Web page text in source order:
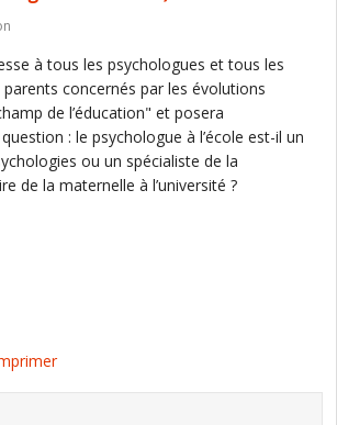
à tous les psychologues et tous les
concernés par les évolutions
de l’éducation" et posera
: le psychologue à l’école est-il un
ou un spécialiste de la
de la maternelle à l’université ?